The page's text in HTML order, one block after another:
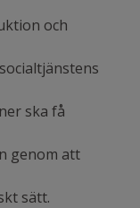
och
ska få
genom att
sätt.